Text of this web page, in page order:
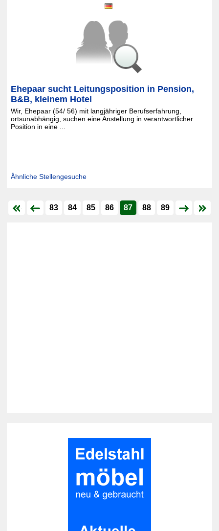
Ehepaar sucht Leitungsposition in Pension,
B&B, kleinem Hotel
Wir, Ehepaar (54/ 56) mit langjähriger Berufserfahrung,
ortsunabhängig, suchen eine Anstellung in verantwortlicher
Position in eine ...
Ähnliche Stellengesuche
83 84 85 86 87 88 89